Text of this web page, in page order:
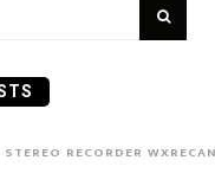
RECORDER